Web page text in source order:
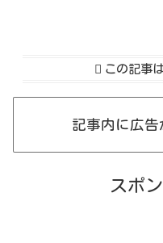
この記事は
記事内に広告
スポ